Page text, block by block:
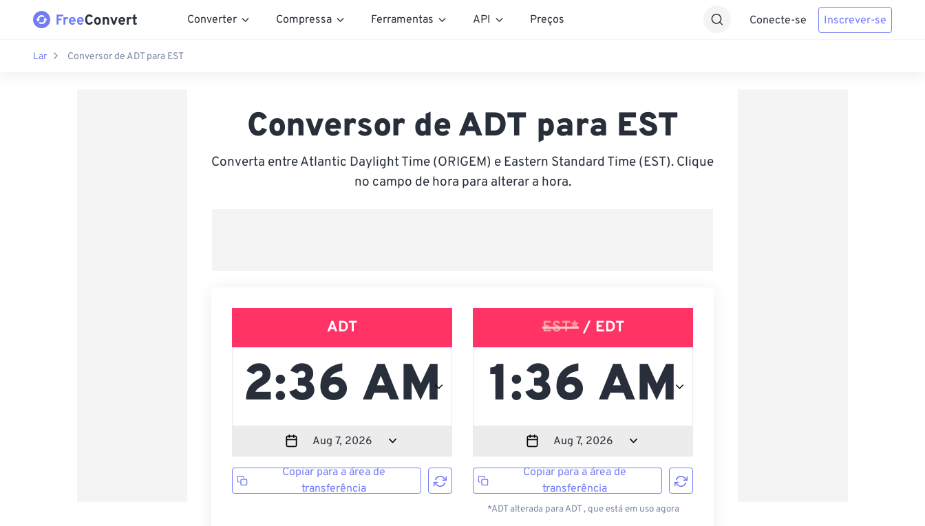
Converter Compressa Ferramentas API Preços Conecte-se Inscrever-se
Lar Conversor de ADT para EST
Conversor de ADT para EST
Converta entre Atlantic Daylight Time (ORIGEM) e Eastern Standard Time (EST). Clique
no campo de hora para alterar a hora.
ADT
Copiar para a área de
transferência
EST*/ EDT
Copiar para a área de
transferência
*ADT alterada para ADT , que está em uso agora